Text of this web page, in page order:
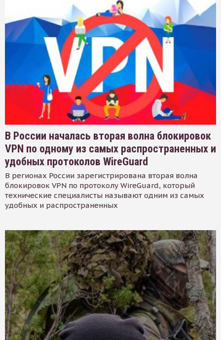
В России началась вторая волна блокировок
VPN по одному из самых распространенных и
удобных протоколов WireGuard
В регионах России зарегистрирована вторая волна
блокировок VPN по протоколу WireGuard, который
технические специалисты называют одним из самых
удобных и распространенных